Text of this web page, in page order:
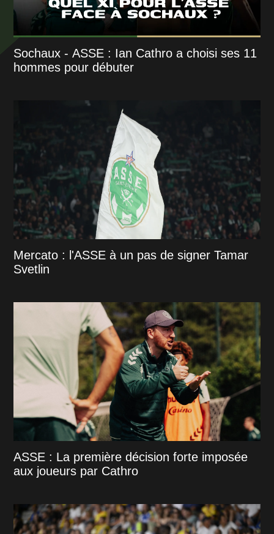
Sochaux - ASSE : Ian Cathro a choisi ses 11
hommes pour débuter
Mercato : l'ASSE à un pas de signer Tamar
Svetlin
ASSE : La première décision forte imposée
aux joueurs par Cathro